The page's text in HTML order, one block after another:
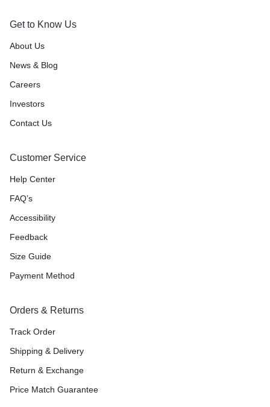
Get to Know Us
About Us
News & Blog
Careers
Investors
Contact Us
Customer Service
Help Center
FAQ’s
Accessibility
Feedback
Size Guide
Payment Method
Orders & Returns
Track Order
Shipping & Delivery
Return & Exchange
Price Match Guarantee